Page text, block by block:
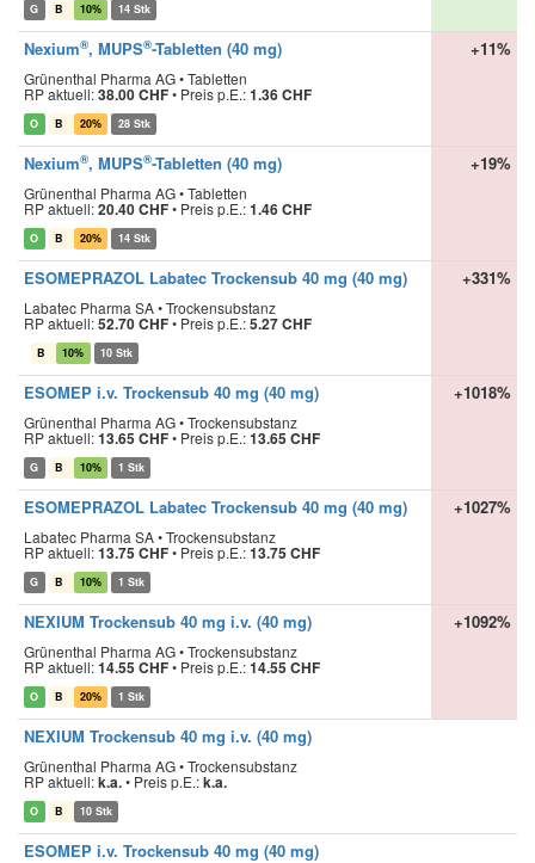
G B 10% 14 Stk
Nexium®, MUPS®-Tabletten (40 mg)
Grünenthal Pharma AG • Tabletten
RP aktuell:38.00 CHF• Preis p.E.:1.36 CHF
O B 20% 28 Stk
+11%
Nexium®, MUPS®-Tabletten (40 mg)
Grünenthal Pharma AG • Tabletten
RP aktuell:20.40 CHF• Preis p.E.:1.46 CHF
O B 20% 14 Stk
+19%
ESOMEPRAZOL Labatec Trockensub 40 mg (40 mg)
Labatec Pharma SA • Trockensubstanz
RP aktuell:52.70 CHF• Preis p.E.:5.27 CHF
B 10% 10 Stk
+331%
ESOMEP i.v. Trockensub 40 mg (40 mg)
Grünenthal Pharma AG • Trockensubstanz
RP aktuell:13.65 CHF• Preis p.E.:13.65 CHF
G B 10% 1 Stk
+1018%
ESOMEPRAZOL Labatec Trockensub 40 mg (40 mg)
Labatec Pharma SA • Trockensubstanz
RP aktuell:13.75 CHF• Preis p.E.:13.75 CHF
G B 10% 1 Stk
+1027%
NEXIUM Trockensub 40 mg i.v. (40 mg)
Grünenthal Pharma AG • Trockensubstanz
RP aktuell:14.55 CHF• Preis p.E.:14.55 CHF
O B 20% 1 Stk
+1092%
NEXIUM Trockensub 40 mg i.v. (40 mg)
Grünenthal Pharma AG • Trockensubstanz
RP aktuell:k.a.• Preis p.E.:k.a.
O B 10 Stk
ESOMEP i.v. Trockensub 40 mg (40 mg)